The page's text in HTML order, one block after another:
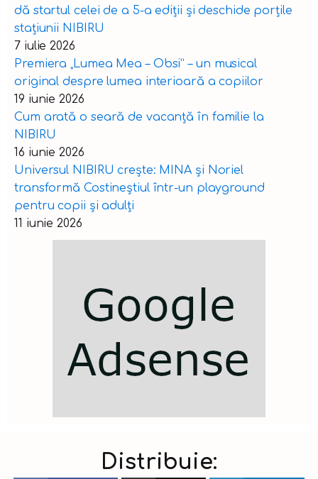
dă startul celei de a 5-a ediții și deschide porțile
stațiunii NIBIRU
7 iulie 2026
Premiera „Lumea Mea – Obsi” – un musical
original despre lumea interioară a copiilor
19 iunie 2026
Cum arată o seară de vacanță în familie la
NIBIRU
16 iunie 2026
Universul NIBIRU crește: MINA și Noriel
transformă Costineștiul într-un playground
pentru copii și adulți
11 iunie 2026
Distribuie: